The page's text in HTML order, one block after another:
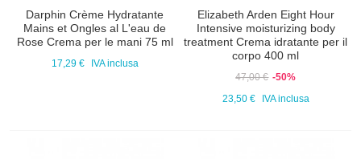
Darphin Crème Hydratante
Mains et Ongles al L'eau de
Rose Crema per le mani 75 ml
17,29 € IVA inclusa
Elizabeth Arden Eight Hour
Intensive moisturizing body
treatment Crema idratante per il
corpo 400 ml
47,00 € -50%
23,50 €
IVA inclusa